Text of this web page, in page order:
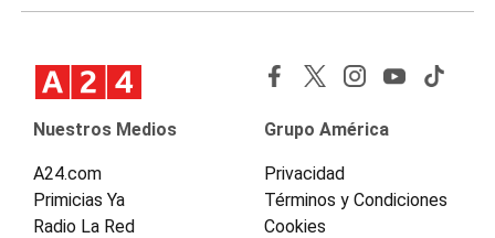
Nuestros Medios
A24.com
Primicias Ya
Radio La Red
Grupo América
Privacidad
Términos y Condiciones
Cookies